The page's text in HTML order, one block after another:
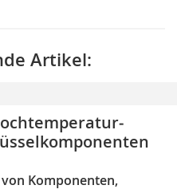
Artikel:
Komponenten,